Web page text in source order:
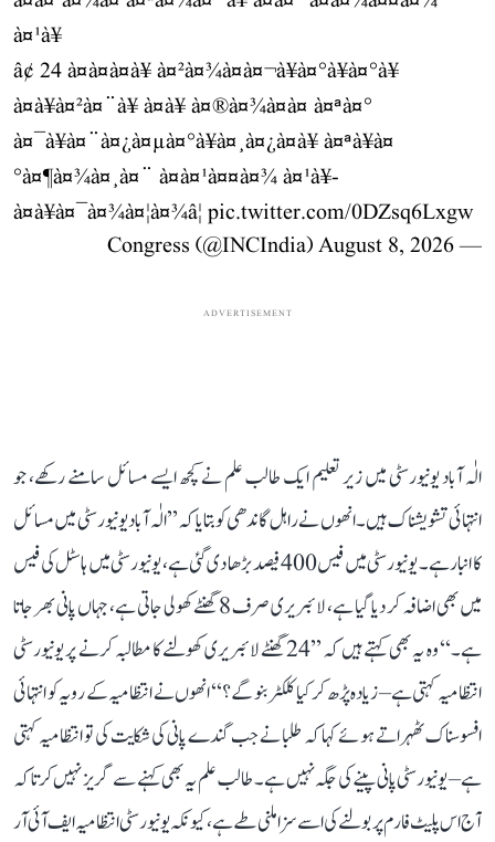
à¤¹à¥
â¢ 24 à¤à¤à¤à¥ à¤²à¤¾à¤à¤¬à¥à¤°à¥à¤°à¥
à¤à¥à¤²à¤¨à¥ à¤à¥ à¤®à¤¾à¤à¤ à¤ªà¤°
à¤¯à¥à¤¨à¤¿à¤µà¤°à¥à¤¸à¤¿à¤à¥ à¤ªà¥à¤
°à¤¶à¤¾à¤¸à¤¨ à¤à¤¹à¤¤à¤¾ à¤¹à¥-
à¤à¥à¤¯à¤¾à¤¦à¤¾â¦ pic.twitter.com/0DZsq6Lxgw
— Congress (@INCIndia)
August 8, 2026
ADVERTISEMENT
الٰہ آباد یونیورسٹی میں زیر تعلیم ایک طالب علم نے کچھ ایسے مسائل سامنے رکھے، جو
انتہائی تشویشناک ہیں۔ انھوں نے راہل گاندھی کو بتایا کہ ’’الٰہ آباد یونیورسٹی میں مسائل
کا انبار ہے۔ یونیورسٹی میں فیس 400 فیصد بڑھا دی گئی ہے، یونیورسٹی میں ہاسٹل کی فیس
میں بھی اضافہ کر دیا گیا ہے، لائبریری صرف 8 گھنٹے کھولی جاتی ہے، جہاں پانی بھر جاتا
ہے۔‘‘ وہ یہ بھی کہتے ہیں کہ ’’24 گھنٹے لائبریری کھولنے کا مطالبہ کرنے پر یونیورسٹی
انتظامیہ کہتی ہے– زیادہ پڑھ کر کیا کلکٹر بنو گے؟‘‘ انھوں نے انتظامیہ کے رویہ کو انتہائی
افسوسناک ٹھہراتے ہوئے کہا کہ طلبا نے جب گندے پانی کی شکایت کی تو انتظامیہ کہتی
ہے– یونیورسٹی پانی پینے کی جگہ نہیں ہے۔ طالب علم یہ بھی کہنے سے گریز نہیں کرتا کہ
آج اس پلیٹ فارم پر بولنے کی اسے سزا ملنی طے ہے، کیونکہ یونیورسٹی انتظامیہ ایف آئی آر